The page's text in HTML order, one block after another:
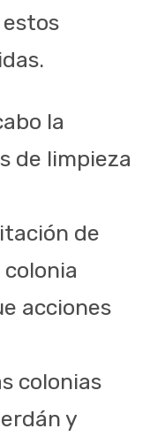
la
de limpieza
de
acciones
colonias
y